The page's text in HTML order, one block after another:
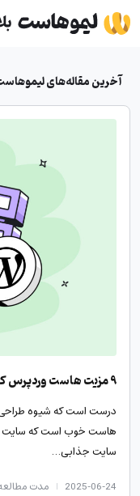
Skip
to
آخرین مقاله‌های
۹ مزیت هاست وردپرس که باید بدانید!
درست است که شیوه
هاست خوب است که سایت
سایت جذابی…
2025-06-24 مدت مطالعه : ۶